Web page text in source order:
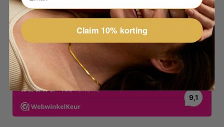
Claim 10% korting